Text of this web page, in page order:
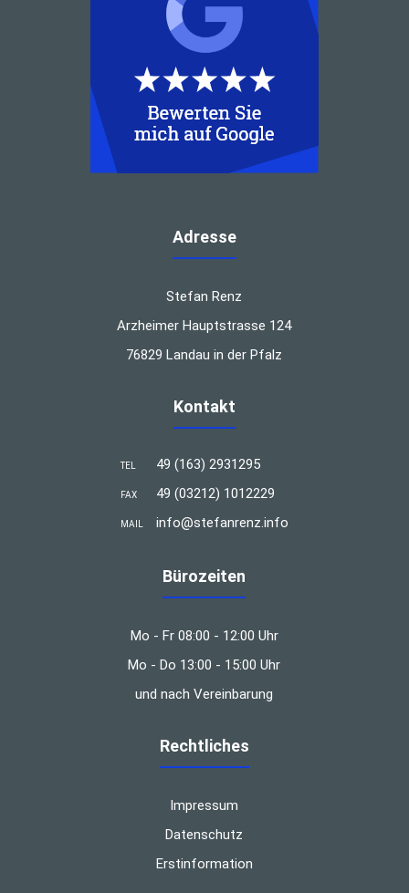
Adresse
Stefan Renz
Arzheimer Hauptstrasse 124
76829 Landau in der Pfalz
Kontakt
TEL 49 (163) 2931295
FAX 49 (03212) 1012229
MAIL info@stefanrenz.info
Bürozeiten
Mo - Fr 08:00 - 12:00 Uhr
Mo - Do 13:00 - 15:00 Uhr
und nach Vereinbarung
Rechtliches
Impressum
Datenschutz
Erstinformation